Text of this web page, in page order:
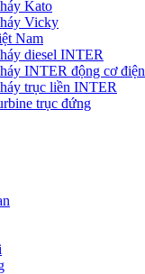
Kato
Vicky
Nam
diesel INTER
INTER động cơ điện
trục liền INTER
trục đứng